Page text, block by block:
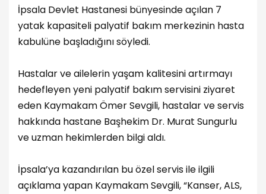
İpsala Devlet Hastanesi bünyesinde açılan 7
yatak kapasiteli palyatif bakım merkezinin hasta
kabulüne başladığını söyledi.
Hastalar ve ailelerin yaşam kalitesini artırmayı
hedefleyen yeni palyatif bakım servisini ziyaret
eden Kaymakam Ömer Sevgili, hastalar ve servis
hakkında hastane Başhekim Dr. Murat Sungurlu
ve uzman hekimlerden bilgi aldı.
İpsala’ya kazandırılan bu özel servis ile ilgili
açıklama yapan Kaymakam Sevgili, “Kanser, ALS,